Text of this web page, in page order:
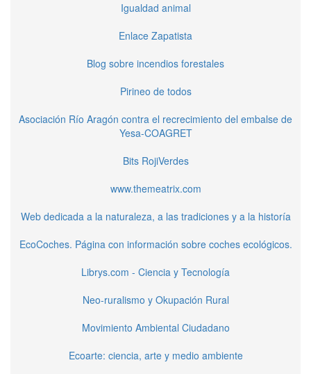
Igualdad animal
Enlace Zapatista
Blog sobre incendios forestales
Pirineo de todos
Asociación Río Aragón contra el recrecimiento del embalse de
Yesa-COAGRET
Bits RojiVerdes
www.themeatrix.com
Web dedicada a la naturaleza, a las tradiciones y a la historía
EcoCoches. Página con información sobre coches ecológicos.
Librys.com - Ciencia y Tecnología
Neo-ruralismo y Okupación Rural
Movimiento Ambiental Ciudadano
Ecoarte: ciencia, arte y medio ambiente